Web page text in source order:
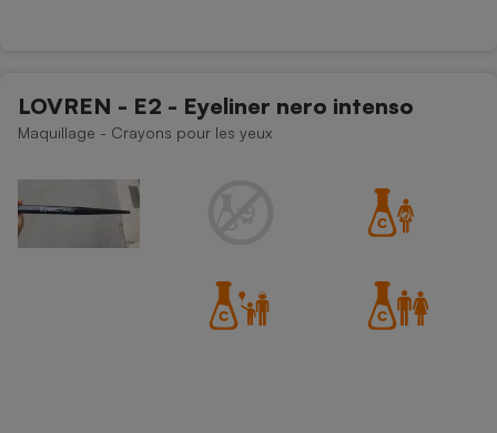
LOVREN - E2 - Eyeliner nero intenso
Maquillage - Crayons pour les yeux